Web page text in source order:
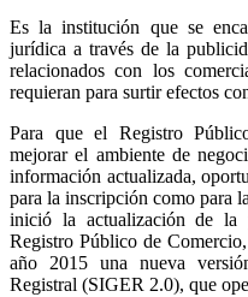
Es la institución que se
jurídica a través de la
relacionados con los
requieran para surtir efectos
Para que el Registro
mejorar el ambiente de
información actualizada,
para la inscripción como para
inició la actualización de la
Registro Público de
año 2015 una nueva
Registral (SIGER 2.0), que